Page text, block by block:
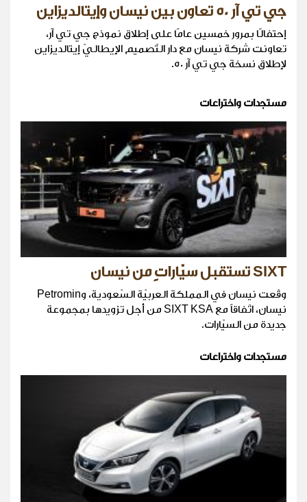
جي تي آر 50 تعاون بين نيسان وإيتالديزاين
إحتفالًا بمرور خمسين عامًا على إطلاق نموذج جي تي آر،
تعاونت شركة نيسان مع دار التّصميم الإيطاليّ إيتالديزاين
لإطلاق نسخة جي تي آر 50.
مستجدات واختراعات
SIXT تستقبل سيّاراتٍ من نيسان
وقّعت نيسان في المملكة العربيّة السّعودية، وPetromin
نيسان، اتّفاقاً مع SIXT KSA من أجل تزويدها بمجموعة
جديدة من السيّارات.
مستجدات واختراعات